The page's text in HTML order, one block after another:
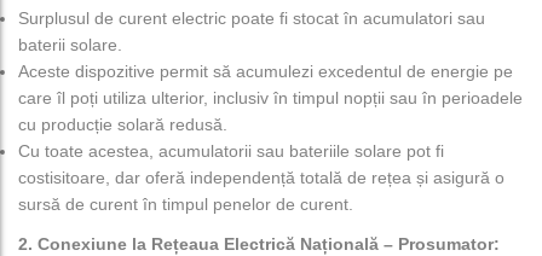
Surplusul de curent electric poate fi stocat în acumulatori sau
baterii solare.
Aceste dispozitive permit să acumulezi excedentul de energie pe
care îl poți utiliza ulterior, inclusiv în timpul nopții sau în perioadele
cu producție solară redusă.
Cu toate acestea, acumulatorii sau bateriile solare pot fi
costisitoare, dar oferă independență totală de rețea și asigură o
sursă de curent în timpul penelor de curent.
2. Conexiune la Rețeaua Electrică Națională – Prosumator: